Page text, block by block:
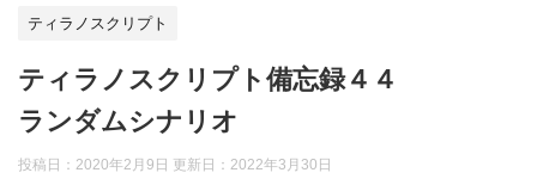
ティラノスクリプト
ティラノスクリプト備忘録４４
ランダムシナリオ
投稿日：2020年2月9日 更新日： 2022年3月30日